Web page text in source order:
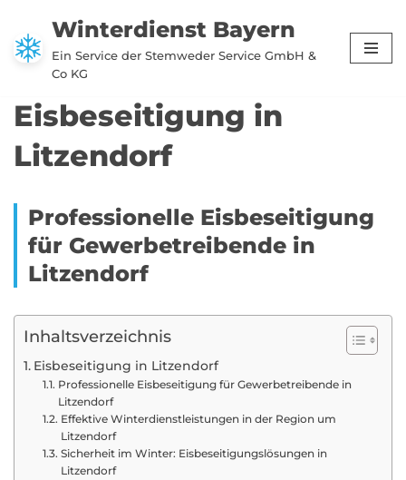
Zum
Inhalt
Winterdienst Bayern
Ein Service der Stemweder Service GmbH &
Co KG
Eisbeseitigung in
Litzendorf
Professionelle Eisbeseitigung
für Gewerbetreibende in
Litzendorf
Inhaltsverzeichnis
Eisbeseitigung in Litzendorf
Professionelle Eisbeseitigung für Gewerbetreibende in
Litzendorf
Effektive Winterdienstleistungen in der Region um
Litzendorf
Sicherheit im Winter: Eisbeseitigungslösungen in
Litzendorf